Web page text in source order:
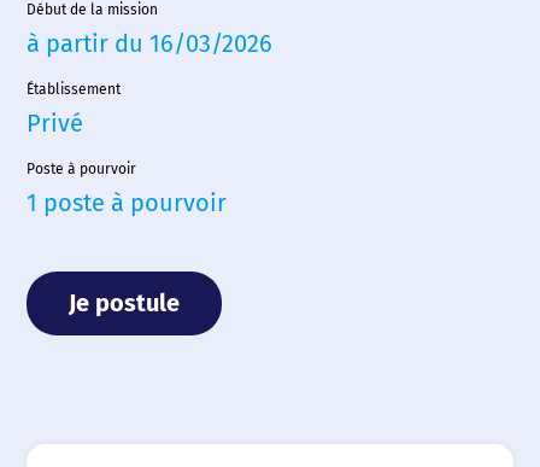
Début de la mission
à partir du 16/03/2026
Établissement
Privé
Poste à pourvoir
1 poste à pourvoir
Je postule